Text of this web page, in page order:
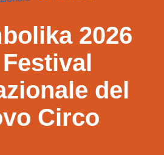
2026
del
Circo